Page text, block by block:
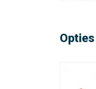
Opties